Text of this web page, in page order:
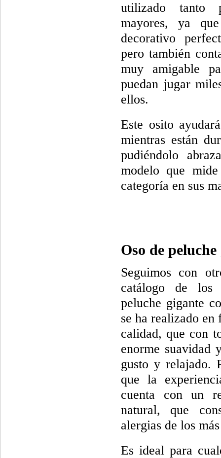
utilizado tanto
mayores, ya
decorativo
pero también
muy amigable
puedan jugar
ellos.
Este osito
mientras están
pudiéndolo
modelo que
categoría en sus
Oso de
Seguimos con
catálogo de los
peluche gigante
se ha realizado en
calidad, que con
enorme suavidad
gusto y relajado.
que la
cuenta con un
natural, que
alergias de los
Es ideal para